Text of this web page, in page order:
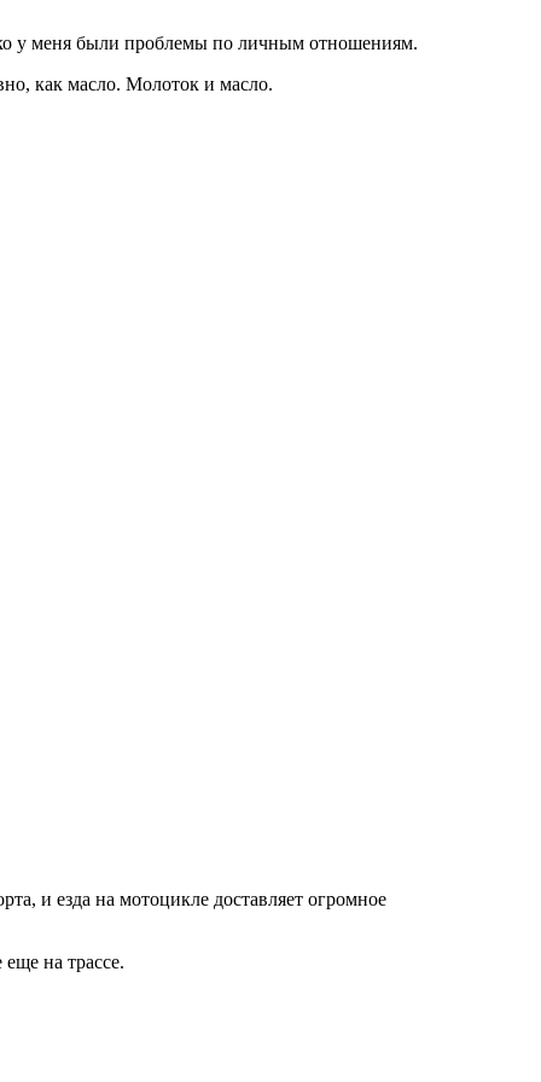
у меня были проблемы по личным отношениям.
как масло. Молоток и масло.
и езда на мотоцикле доставляет огромное
на трассе.